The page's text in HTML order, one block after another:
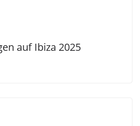
auf Ibiza 2025